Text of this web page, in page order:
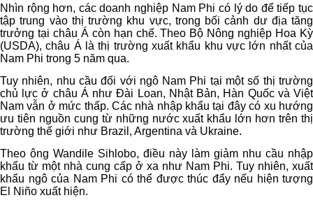
Nhìn rộng hơn, các doanh nghiệp Nam Phi có lý do để tiếp tục
tập trung vào thị trường khu vực, trong bối cảnh dư địa tăng
trưởng tại châu Á còn hạn chế. Theo Bộ Nông nghiệp Hoa Kỳ
(USDA), châu Á là thị trường xuất khẩu khu vực lớn nhất của
Nam Phi trong 5 năm qua.
Tuy nhiên, nhu cầu đối với ngô Nam Phi tại một số thị trường
chủ lực ở châu Á như Đài Loan, Nhật Bản, Hàn Quốc và Việt
Nam vẫn ở mức thấp. Các nhà nhập khẩu tại đây có xu hướng
ưu tiên nguồn cung từ những nước xuất khẩu lớn hơn trên thị
trường thế giới như Brazil, Argentina và Ukraine.
Theo ông Wandile Sihlobo, điều này làm giảm nhu cầu nhập
khẩu từ một nhà cung cấp ở xa như Nam Phi. Tuy nhiên, xuất
khẩu ngô của Nam Phi có thể được thúc đẩy nếu hiện tượng
El Niño xuất hiện.